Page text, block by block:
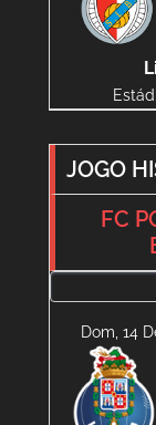
JOGO
FC
Dom, 14